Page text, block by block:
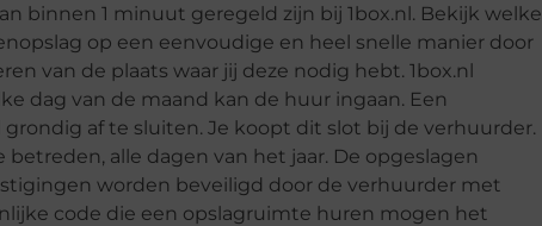
binnen 1 minuut geregeld zijn bij 1box.nl. Bekijk welke
op een eenvoudige en heel snelle manier door
van de plaats waar jij deze nodig hebt. 1box.nl
dag van de maand kan de huur ingaan. Een
af te sluiten. Je koopt dit slot bij de verhuurder.
alle dagen van het jaar. De opgeslagen
worden beveiligd door de verhuurder met
code die een opslagruimte huren mogen het